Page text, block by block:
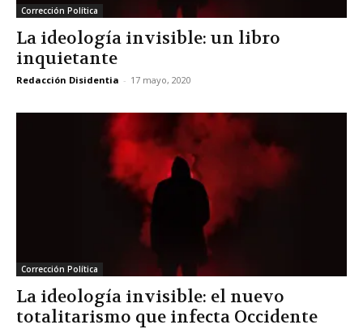
Corrección Política
La ideología invisible: un libro
inquietante
Redacción Disidentia - 17 mayo, 2020
Corrección Política
La ideología invisible: el nuevo
totalitarismo que infecta Occidente